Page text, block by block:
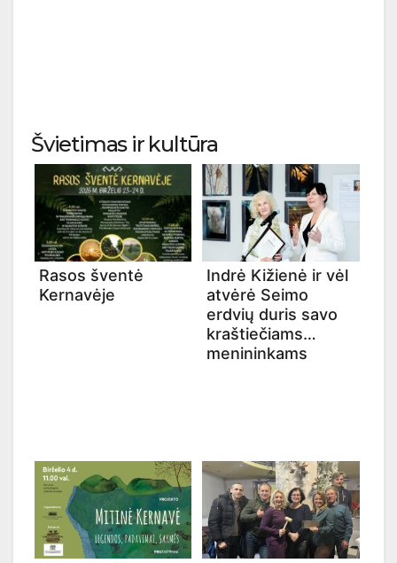
Švietimas ir kultūra
Rasos šventė
Kernavėje
Indrė Kižienė ir vėl
atvėrė Seimo
erdvių duris savo
kraštiečiams
menininkams